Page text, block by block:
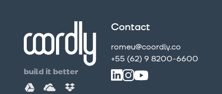
build it better
Contact
romeu@coordly.co
+55 (62) 9 8200-6600